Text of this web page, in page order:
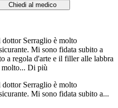
Chiedi al medico
dottor Serraglio è molto
Mi sono fidata subito a
a regola d'arte e il filler alle labbra
Di più
dottor Serraglio è molto
Mi sono fidata subito a...